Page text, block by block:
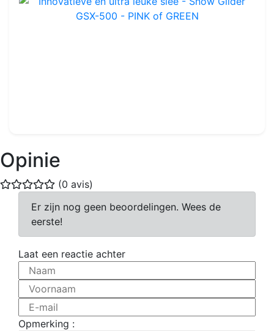
Opinie
(0 avis)
Er zijn nog geen beoordelingen. Wees de
eerste!
Laat een reactie achter
Naam
Voornaam
E-mail
Opmerking :